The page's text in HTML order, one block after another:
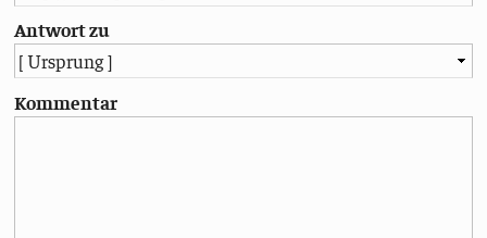
Antwort zu
Kommentar